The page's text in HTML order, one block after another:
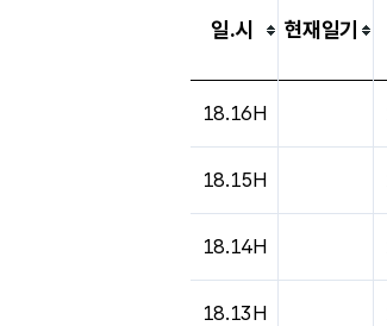
일.시 현재일기
18.16H
18.15H
18.14H
18.13H